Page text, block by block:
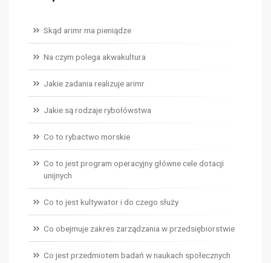
Skąd arimr ma pieniądze
Na czym polega akwakultura
Jakie zadania realizuje arimr
Jakie są rodzaje rybołówstwa
Co to rybactwo morskie
Co to jest program operacyjny główne cele dotacji
unijnych
Co to jest kultywator i do czego służy
Co obejmuje zakres zarządzania w przedsiębiorstwie
Co jest przedmiotem badań w naukach społecznych